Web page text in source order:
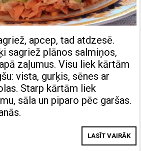
apcep, tad atdzesē.
sagriež plānos salmiņos,
zaļumus. Visu liek kārtām
vista, gurķis, sēnes ar
Starp kārtām liek
sāla un piparo pēc garšas.
LASĪT VAIRĀK